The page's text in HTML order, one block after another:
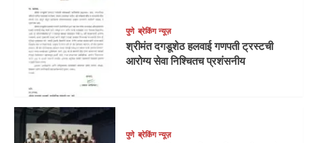
पुणे ब्रेकिंग न्यूज़
श्रीमंत दगडूशेठ हलवाई गणपती ट्रस्टची
आरोग्य सेवा निश्चितच प्रशंसनीय
पुणे ब्रेकिंग न्यूज़